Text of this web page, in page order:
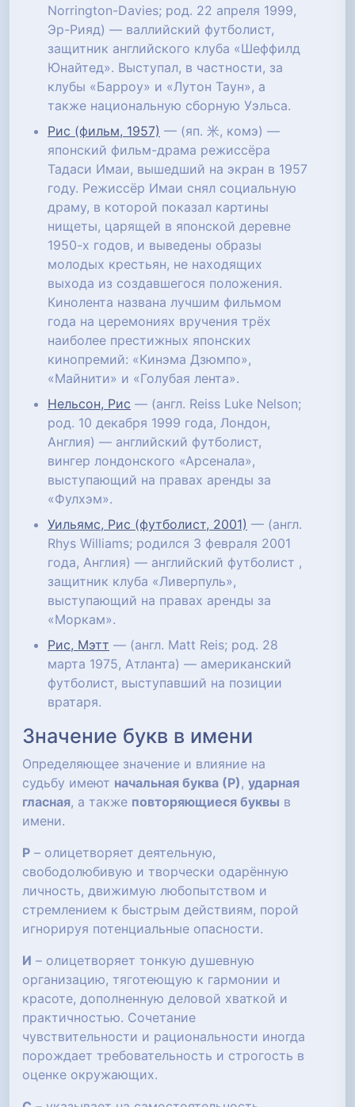
Norrington-Davies; род. 22 апреля 1999,
Эр-Рияд) — валлийский футболист,
защитник английского клуба «Шеффилд
Юнайтед». Выступал, в частности, за
клубы «Барроу» и «Лутон Таун», а
также национальную сборную Уэльса.
Рис (фильм, 1957) — (яп. 米, комэ) —
японский фильм-драма режиссёра
Тадаси Имаи, вышедший на экран в 1957
году. Режиссёр Имаи снял социальную
драму, в которой показал картины
нищеты, царящей в японской деревне
1950-х годов, и выведены образы
молодых крестьян, не находящих
выхода из создавшегося положения.
Кинолента названа лучшим фильмом
года на церемониях вручения трёх
наиболее престижных японских
кинопремий: «Кинэма Дзюмпо»,
«Майнити» и «Голубая лента».
Нельсон, Рис — (англ. Reiss Luke Nelson;
род. 10 декабря 1999 года, Лондон,
Англия) — английский футболист,
вингер лондонского «Арсенала»,
выступающий на правах аренды за
«Фулхэм».
Уильямс, Рис (футболист, 2001) — (англ.
Rhys Williams; родился 3 февраля 2001
года, Англия) — английский футболист ,
защитник клуба «Ливерпуль»,
выступающий на правах аренды за
«Моркам».
Рис, Мэтт — (англ. Matt Reis; род. 28
марта 1975, Атланта) — американский
футболист, выступавший на позиции
вратаря.
Значение букв в имени
Определяющее значение и влияние на
судьбу имеют начальная буква (Р), ударная
гласная, а также повторяющиеся буквы в
имени.
Р – олицетворяет деятельную,
свободолюбивую и творчески одарённую
личность, движимую любопытством и
стремлением к быстрым действиям, порой
игнорируя потенциальные опасности.
И – олицетворяет тонкую душевную
организацию, тяготеющую к гармонии и
красоте, дополненную деловой хваткой и
практичностью. Сочетание
чувствительности и рациональности иногда
порождает требовательность и строгость в
оценке окружающих.